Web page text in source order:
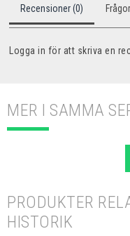
Recensioner (0)
Logga in för att skriva en
MER I SAMMA
PRODUKTER
HISTORIK